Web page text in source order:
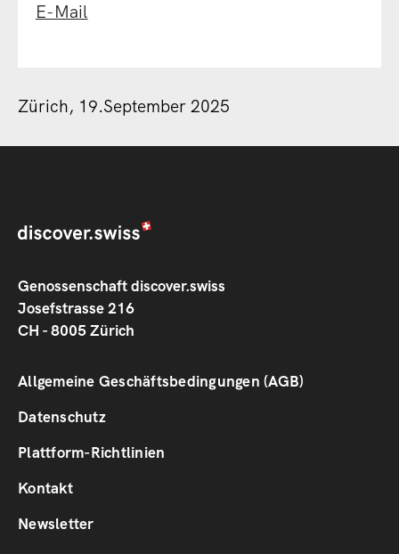
E-Mail
Zürich, 19.September 2025
Genossenschaft discover.swiss
Josefstrasse 216
CH - 8005 Zürich
Footer
1
Allgemeine Geschäftsbedingungen (AGB)
Datenschutz
Plattform-Richtlinien
Footer
2
Kontakt
Newsletter